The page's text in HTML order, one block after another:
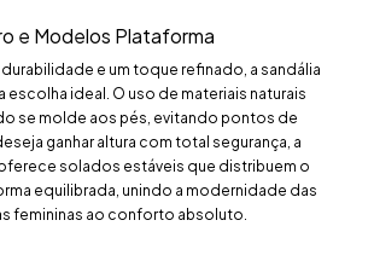
e Modelos Plataforma
durabilidade e um toque refinado, a sandália
escolha ideal. O uso de materiais naturais
se molde aos pés, evitando pontos de
ganhar altura com total segurança, a
solados estáveis que distribuem o
equilibrada, unindo a modernidade das
femininas ao conforto absoluto.